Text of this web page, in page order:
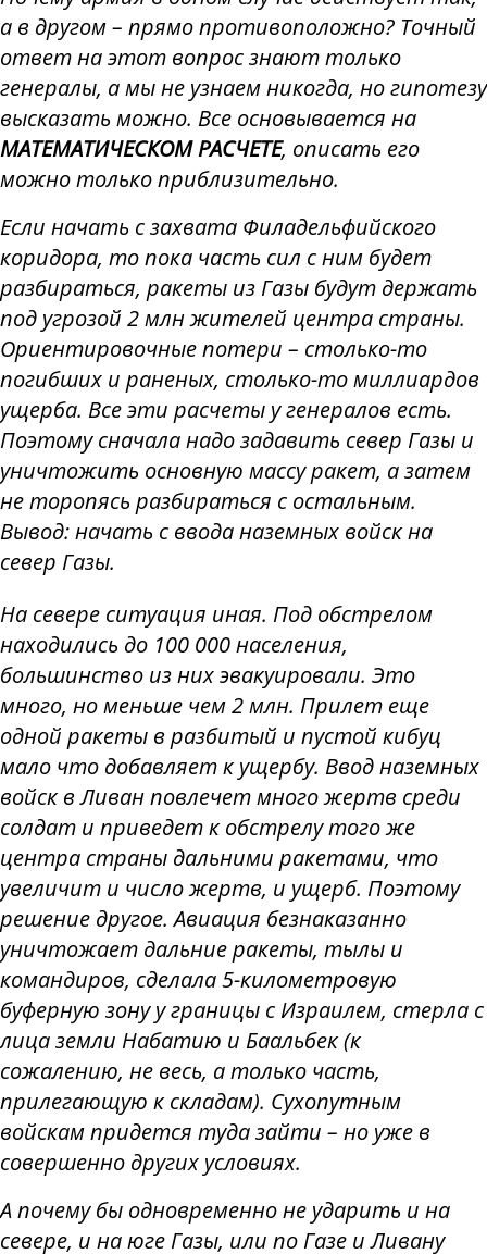
а в другом – прямо противоположно? Точный
ответ на этот вопрос знают только
генералы, а мы не узнаем никогда, но гипотезу
высказать можно. Все основывается на
МАТЕМАТИЧЕСКОМ РАСЧЕТЕ, описать его
можно только приблизительно.
Если начать с захвата Филадельфийского
коридора, то пока часть сил с ним будет
разбираться, ракеты из Газы будут держать
под угрозой 2 млн жителей центра страны.
Ориентировочные потери – столько-то
погибших и раненых, столько-то миллиардов
ущерба. Все эти расчеты у генералов есть.
Поэтому сначала надо задавить север Газы и
уничтожить основную массу ракет, а затем
не торопясь разбираться с остальным.
Вывод: начать с ввода наземных войск на
север Газы.
На севере ситуация иная. Под обстрелом
находились до 100 000 населения,
большинство из них эвакуировали. Это
много, но меньше чем 2 млн. Прилет еще
одной ракеты в разбитый и пустой кибуц
мало что добавляет к ущербу. Ввод наземных
войск в Ливан повлечет много жертв среди
солдат и приведет к обстрелу того же
центра страны дальними ракетами, что
увеличит и число жертв, и ущерб. Поэтому
решение другое. Авиация безнаказанно
уничтожает дальние ракеты, тылы и
командиров, сделала 5-километровую
буферную зону у границы с Израилем, стерла с
лица земли Набатию и Баальбек (к
сожалению, не весь, а только часть,
прилегающую к складам). Сухопутным
войскам придется туда зайти – но уже в
совершенно других условиях.
А почему бы одновременно не ударить и на
севере, и на юге Газы, или по Газе и Ливану